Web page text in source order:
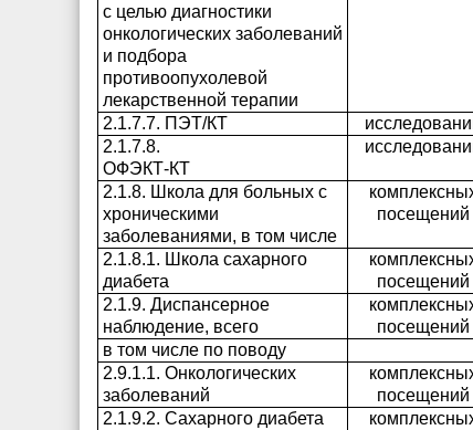
с целью диагностики
онкологических заболеваний
и подбора
противоопухолевой
лекарственной терапии
2.1.7.7. ПЭТ/КТ
2.1.7.8.
ОФЭКТ-КТ
2.1.8. Школа для больных с
хроническими
заболеваниями, в том числе
посещений
2.1.8.1. Школа сахарного
диабета
посещений
2.1.9. Диспансерное
наблюдение, всего
посещений
в том числе по поводу
2.9.1.1. Онкологических
заболеваний
посещений
2.1.9.2. Сахарного диабета